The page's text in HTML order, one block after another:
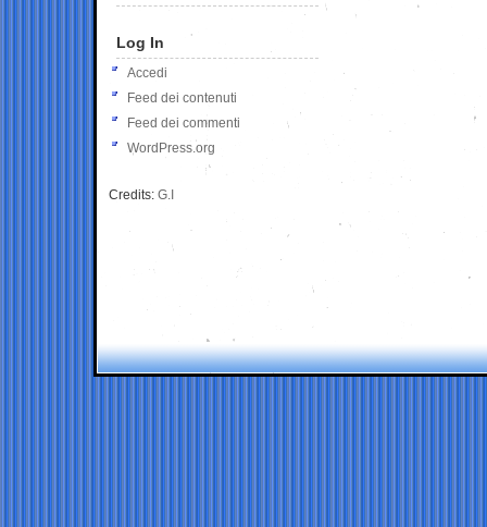
Log In
Accedi
Feed dei contenuti
Feed dei commenti
WordPress.org
Credits: G.I